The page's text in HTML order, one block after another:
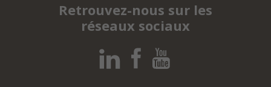
Retrouvez-nous sur les
réseaux sociaux